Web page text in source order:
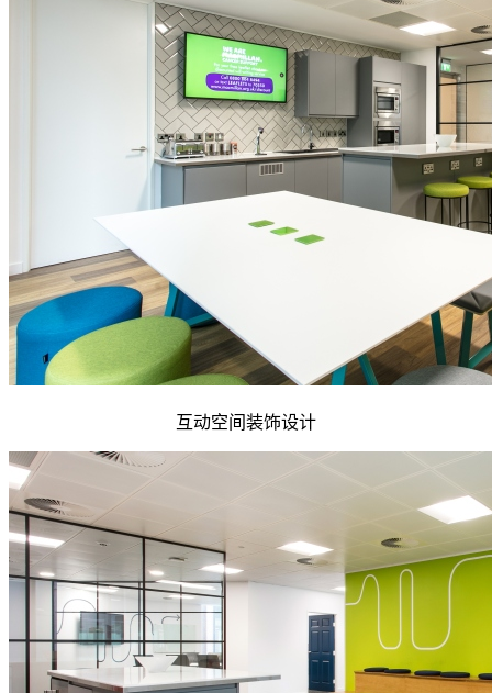
互动空间装饰设计